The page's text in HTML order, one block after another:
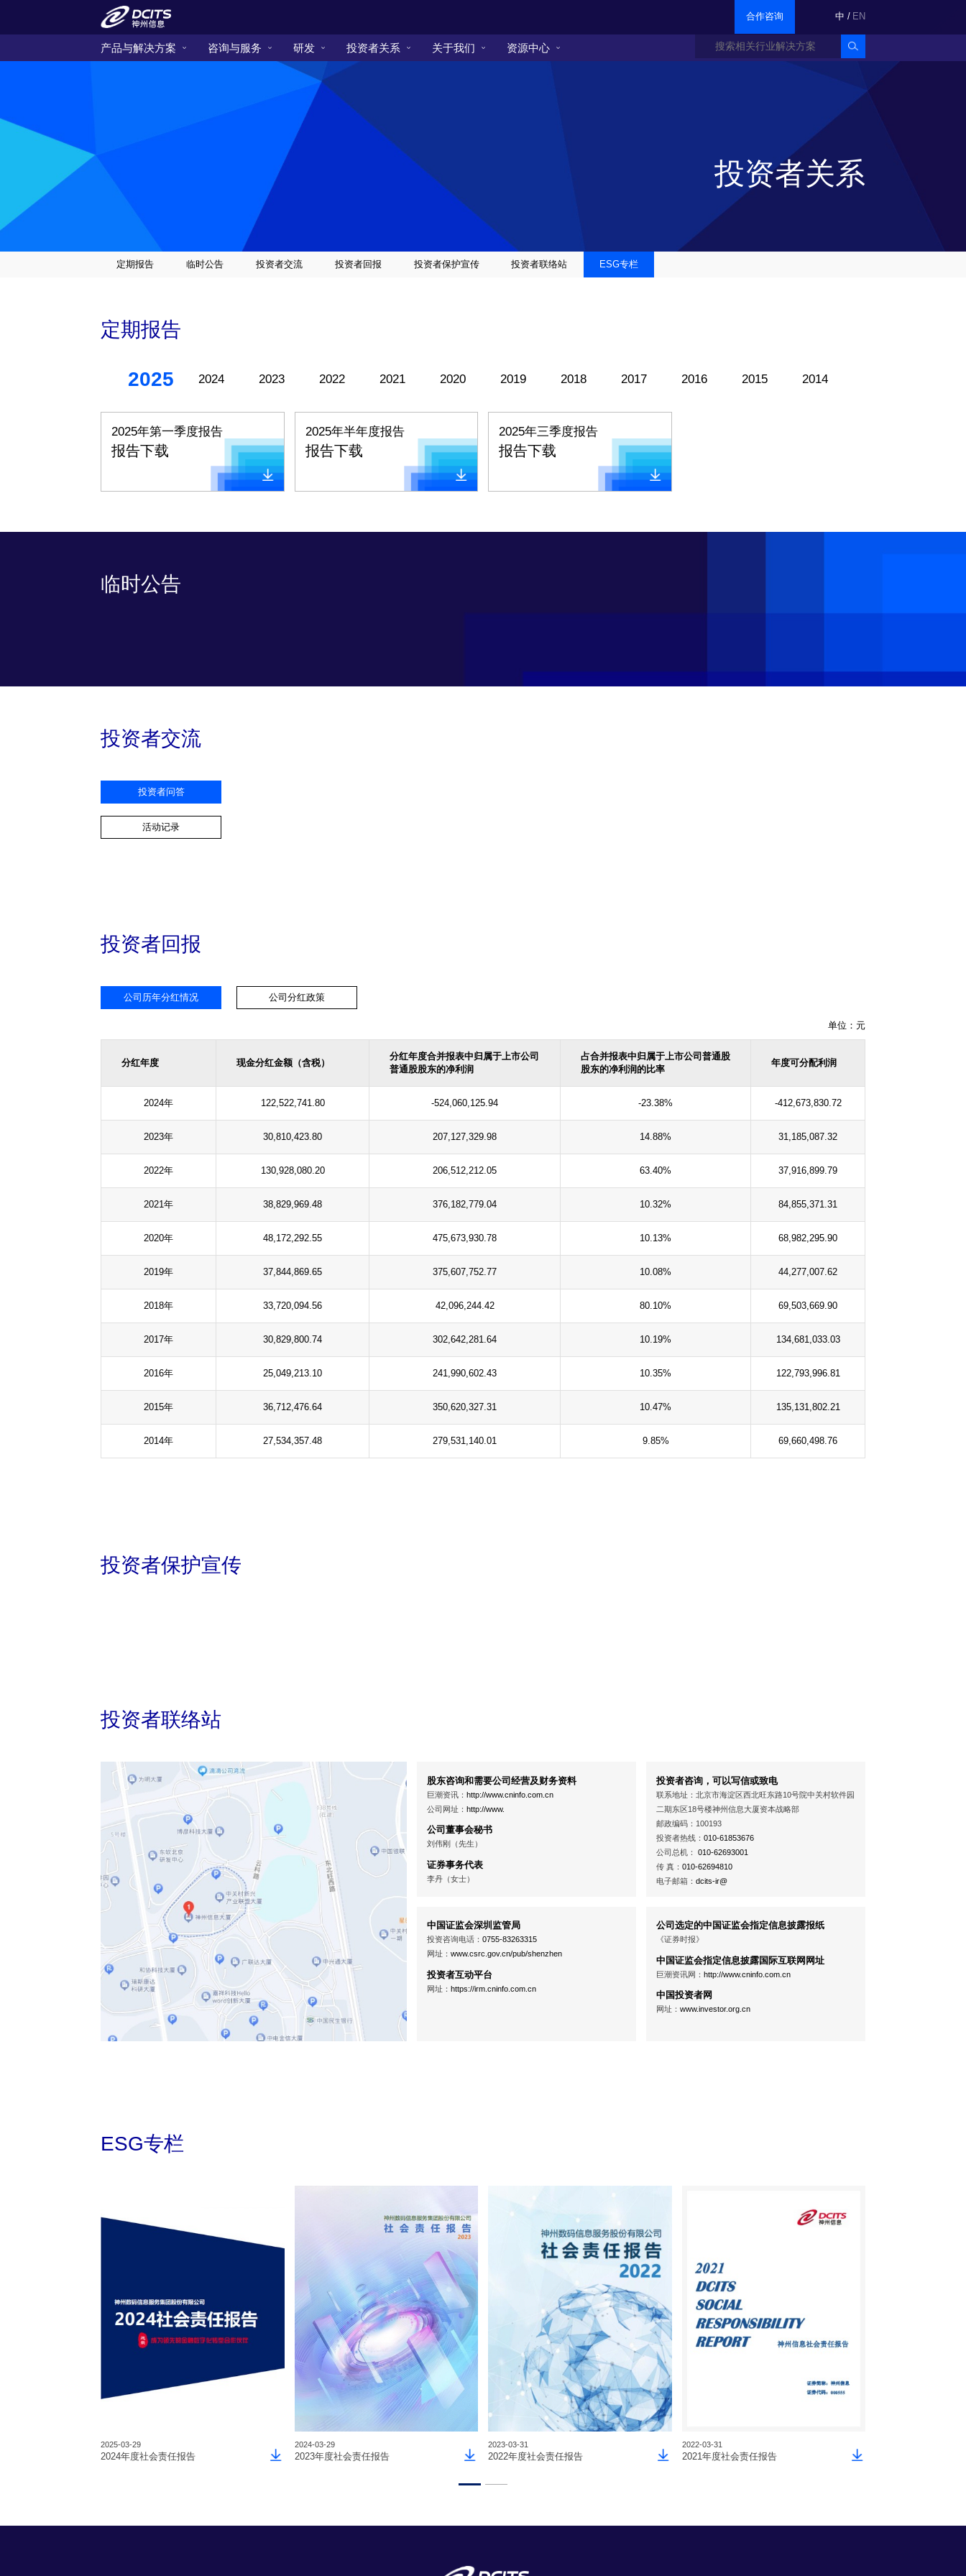
合作咨询 中 / EN
产品与解决方案 咨询与服务 研发 投资者关系 关于我们 资源中心
投资者关系
定期报告 临时公告 投资者交流 投资者回报 投资者保护宣传 投资者联络站 ESG专栏
定期报告
2025 2024 2023 2022 2021 2020 2019 2018 2017 2016 2015 2014
2025年第一季度报告
报告下载
2025年半年度报告
报告下载
2025年三季度报告
报告下载
临时公告
投资者交流
投资者问答
活动记录
投资者回报
公司历年分红情况 公司分红政策
单位：元
分红年度 现金分红金额（含税）
分红年度合并报表中归属于上市公司
普通股股东的净利润
占合并报表中归属于上市公司普通股
股东的净利润的比率
年度可分配利润
2024年 122,522,741.80 -524,060,125.94 -23.38% -412,673,830.72
2023年 30,810,423.80 207,127,329.98 14.88% 31,185,087.32
2022年 130,928,080.20 206,512,212.05 63.40% 37,916,899.79
2021年 38,829,969.48 376,182,779.04 10.32% 84,855,371.31
2020年 48,172,292.55 475,673,930.78 10.13% 68,982,295.90
2019年 37,844,869.65 375,607,752.77 10.08% 44,277,007.62
2018年 33,720,094.56 42,096,244.42 80.10% 69,503,669.90
2017年 30,829,800.74 302,642,281.64 10.19% 134,681,033.03
2016年 25,049,213.10 241,990,602.43 10.35% 122,793,996.81
2015年 36,712,476.64 350,620,327.31 10.47% 135,131,802.21
2014年 27,534,357.48 279,531,140.01 9.85% 69,660,498.76
投资者保护宣传
投资者联络站
股东咨询和需要公司经营及财务资料
巨潮资讯： http://www.cninfo.com.cn
公司网址： http://www.
公司董事会秘书
刘伟刚（先生）
证券事务代表
李丹（女士）
投资者咨询，可以写信或致电
联系地址：北京市海淀区西北旺东路10号院中关村软件园
二期东区18号楼神州信息大厦资本战略部
邮政编码：100193
投资者热线： 010-61853676
公司总机： 010-62693001
传 真： 010-62694810
电子邮箱： dcits-ir@
中国证监会深圳监管局
投资咨询电话： 0755-83263315
网址： www.csrc.gov.cn/pub/shenzhen
投资者互动平台
网址： https://irm.cninfo.com.cn
公司选定的中国证监会指定信息披露报纸
《证券时报》
中国证监会指定信息披露国际互联网网址
巨潮资讯网： http://www.cninfo.com.cn
中国投资者网
网址： www.investor.org.cn
ESG专栏
2025-03-29
2024年度社会责任报告
2024-03-29
2023年度社会责任报告
2023-03-31
2022年度社会责任报告
2022-03-31
2021年度社会责任报告